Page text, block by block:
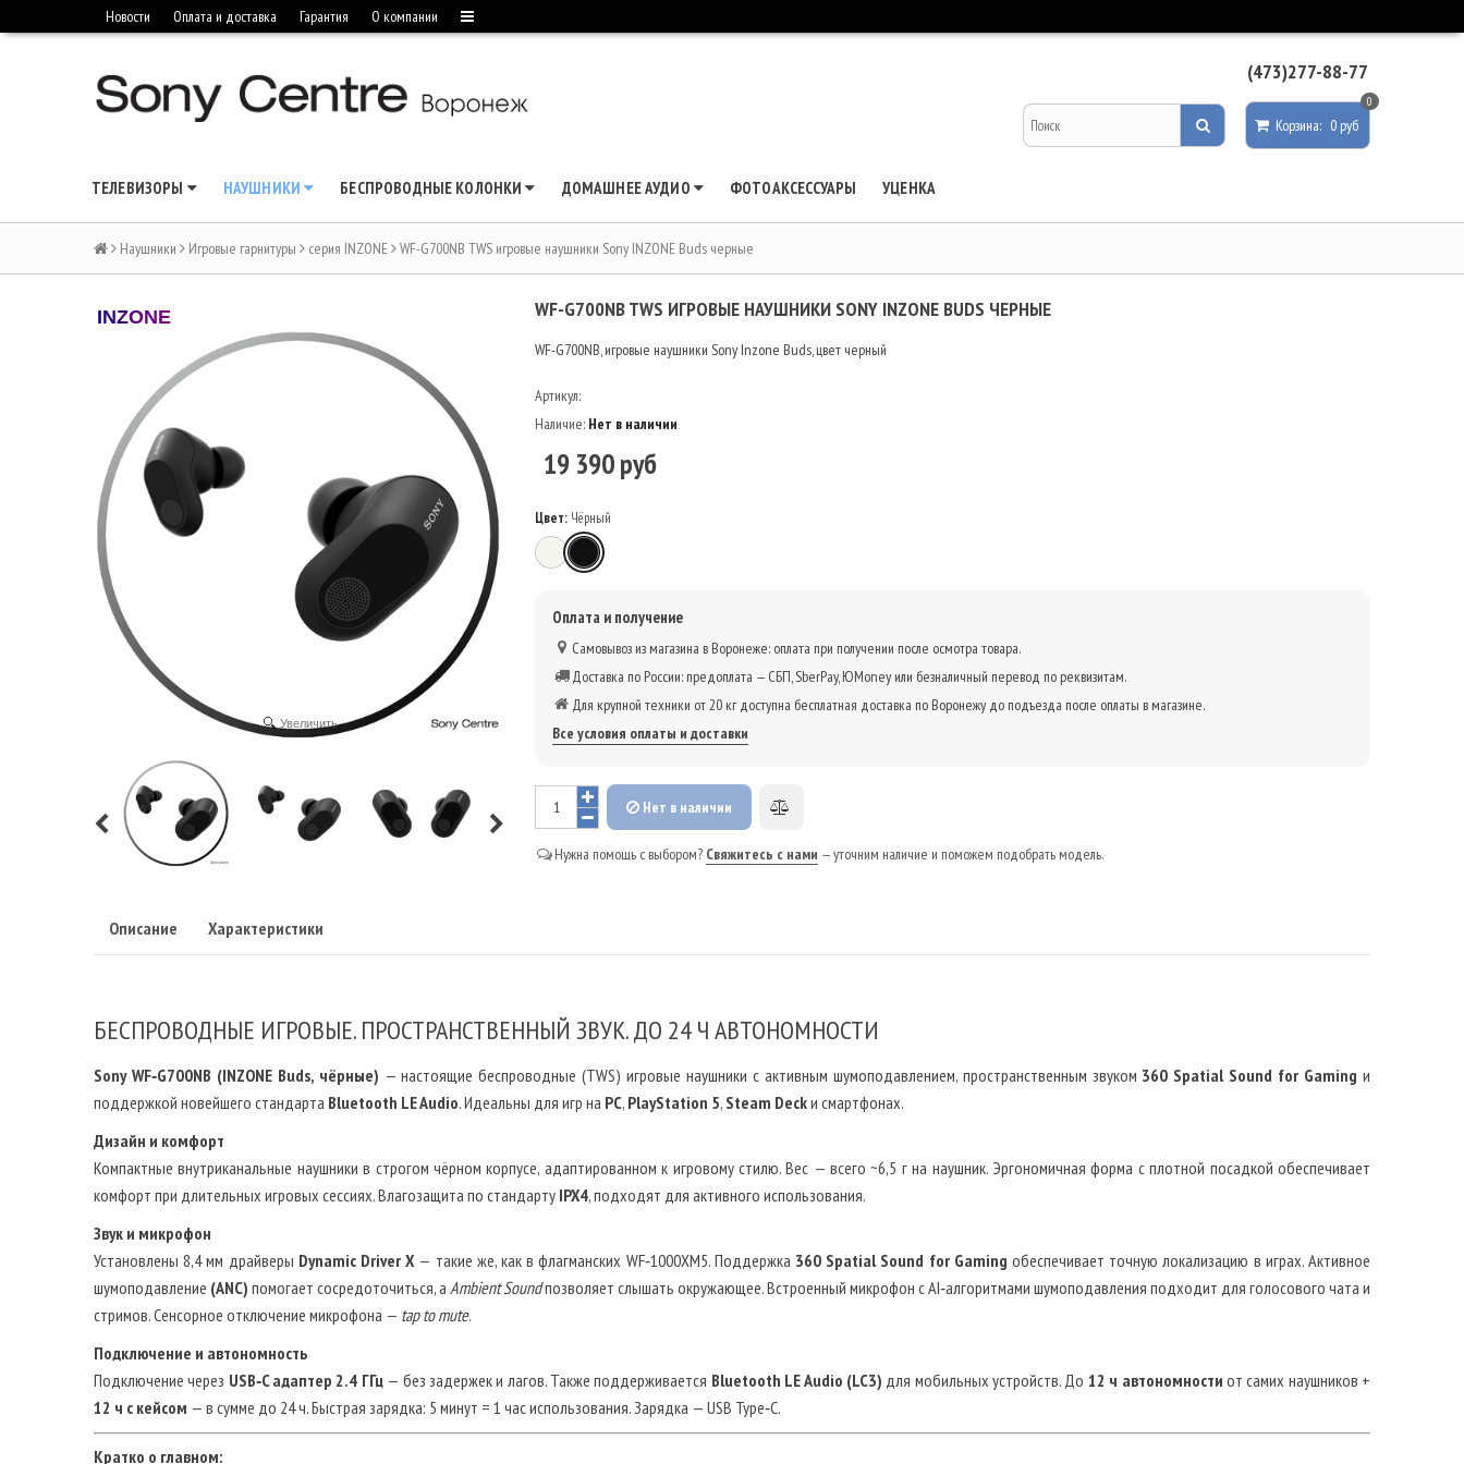
Новости Оплата и доставка Гарантия О компании
(473)277-88-77
Корзина:
0
0 руб
ТЕЛЕВИЗОРЫ НАУШНИКИ БЕСПРОВОДНЫЕ КОЛОНКИ ДОМАШНЕЕ АУДИО ФОТОАКСЕССУАРЫ УЦЕНКА
Наушники Игровые гарнитуры серия INZONE WF-G700NB TWS игровые наушники Sony INZONE Buds черные
INZONE
Увеличить
WF-G700NB TWS ИГРОВЫЕ НАУШНИКИ SONY INZONE BUDS ЧЕРНЫЕ
WF-G700NB, игровые наушники Sony Inzone Buds, цвет черный
Артикул:
Наличие: Нет в наличии
19 390 руб
Цвет: Чёрный
БелыйЧёрный
Оплата и получение
Самовывоз из магазина в Воронеже: оплата при получении после осмотра товара.
Доставка по России: предоплата — СБП, SberPay, ЮMoney или безналичный перевод по реквизитам.
Для крупной техники от 20 кг доступна бесплатная доставка по Воронежу до подъезда после оплаты в магазине.
Все условия оплаты и доставки
Нет в наличии
к
Нужна помощь с выбором? Свяжитесь с нами — уточним наличие и поможем подобрать модель.
Описание Характеристики
БЕСПРОВОДНЫЕ ИГРОВЫЕ. ПРОСТРАНСТВЕННЫЙ ЗВУК. ДО 24 Ч АВТОНОМНОСТИ
Sony WF‑G700NB (INZONE Buds, чёрные) — настоящие беспроводные (TWS) игровые наушники с активным шумоподавлением, пространственным звуком 360 Spatial Sound for Gaming и
поддержкой новейшего стандарта Bluetooth LE Audio. Идеальны для игр на PC, PlayStation 5, Steam Deckи смартфонах.
Дизайн и комфорт
Компактные внутриканальные наушники в строгом чёрном корпусе, адаптированном к игровому стилю. Вес — всего ~6,5 г на наушник. Эргономичная форма с плотной посадкой обеспечивает
комфорт при длительных игровых сессиях. Влагозащита по стандарту IPX4, подходят для активного использования.
Звук и микрофон
Установлены 8,4 мм драйверы Dynamic Driver X — такие же, как в флагманских WF‑1000XM5. Поддержка 360 Spatial Sound for Gaming обеспечивает точную локализацию в играх. Активное
шумоподавление (ANC) помогает сосредоточиться, а Ambient Soundпозволяет слышать окружающее. Встроенный микрофон с AI‑алгоритмами шумоподавления подходит для голосового чата и
стримов. Сенсорное отключение микрофона — tap to mute.
Подключение и автономность
Подключение через USB‑C адаптер 2.4 ГГц— без задержек и лагов. Также поддерживается Bluetooth LE Audio (LC3) для мобильных устройств. До 12 ч автономности от самих наушников +
12 ч с кейсом — в сумме до 24 ч. Быстрая зарядка: 5 минут = 1 час использования. Зарядка — USB Type‑C.
Кратко о главном: